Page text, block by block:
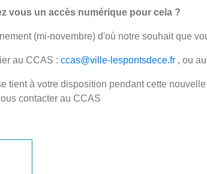
vous un accès numérique pour cela ?
(mi-novembre) d'où notre souhait que
au CCAS : ccas@ville-lespontsdece.fr , ou
tient à votre disposition pendant cette
contacter au CCAS